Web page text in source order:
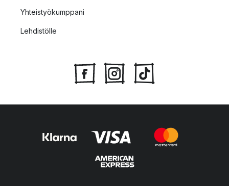
Yhteistyökumppani
Lehdistölle